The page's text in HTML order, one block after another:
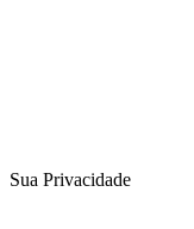
Sua Privacidade